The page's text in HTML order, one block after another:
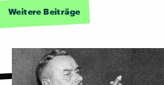
Weitere Beiträge